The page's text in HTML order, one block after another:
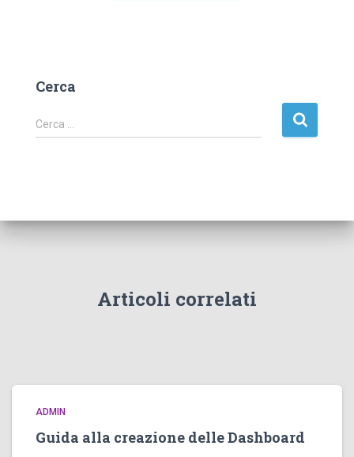
Cerca
R
i
a
Cerca …
Articoli correlati
ADMIN
Guida alla creazione delle Dashboard